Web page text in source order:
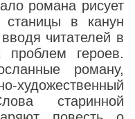
романа рисует
в канун
читателей в
героев.
роману,
старинной